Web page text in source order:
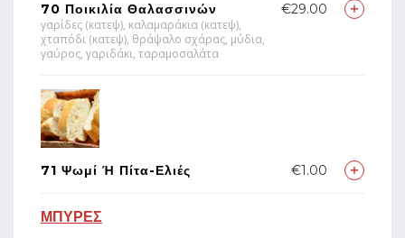
70 Ποικιλία Θαλασσινών
γαρίδες (κατεψ), καλαμαράκια (κατεψ),
χταπόδι (κατεψ), θράψαλο σχάρας, μύδια,
γαύρος, γαριδάκι, ταραμοσαλάτα
€29.00
71 Ψωμί Ή Πίτα-Ελιές €1.00
ΜΠΥΡΕΣ